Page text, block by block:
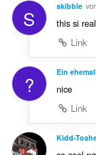
S skibble
this si
Link
? Ein
nice
Link
Kidd-